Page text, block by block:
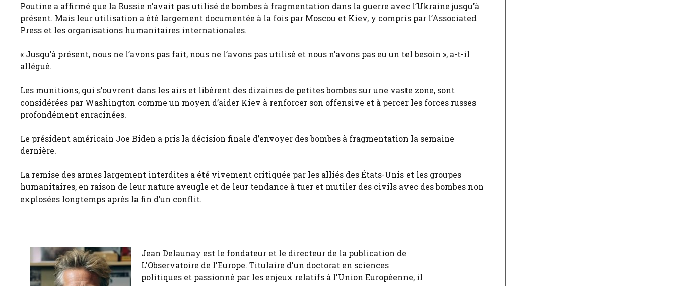
Poutine a affirmé que la Russie n’avait pas utilisé de bombes à fragmentation dans la guerre avec l’Ukraine jusqu’à
présent. Mais leur utilisation a été largement documentée à la fois par Moscou et Kiev, y compris par l’Associated
Press et les organisations humanitaires internationales.
« Jusqu’à présent, nous ne l’avons pas fait, nous ne l’avons pas utilisé et nous n’avons pas eu un tel besoin », a-t-il
allégué.
Les munitions, qui s’ouvrent dans les airs et libèrent des dizaines de petites bombes sur une vaste zone, sont
considérées par Washington comme un moyen d’aider Kiev à renforcer son offensive et à percer les forces russes
profondément enracinées.
Le président américain Joe Biden a pris la décision finale d’envoyer des bombes à fragmentation la semaine
dernière.
La remise des armes largement interdites a été vivement critiquée par les alliés des États-Unis et les groupes
humanitaires, en raison de leur nature aveugle et de leur tendance à tuer et mutiler des civils avec des bombes non
explosées longtemps après la fin d’un conflit.
Jean Delaunay est le fondateur et le directeur de la publication de
L'Observatoire de l'Europe. Titulaire d'un doctorat en sciences
politiques et passionné par les enjeux relatifs à l'Union Européenne, il